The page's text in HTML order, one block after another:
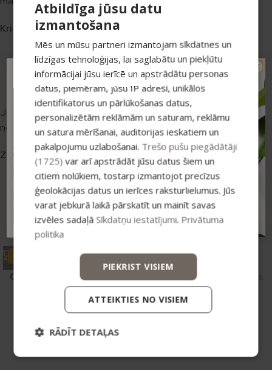
Kristīne– Facebook
Jaunais mitrinošais roku krēms ar alveju ir izcils un ar patīkamu,
neizbāzīgu smaržu! Super!
Zane – Facebook
Atlaides produkti
Outlet un ikmēneša atlaides produkti - lētāk, bet tik pat izcili!
Cukura Skrubis Dzērvene,
200ml
Skrubji
-35%
Cukura Skrubis Greipfrūts,
200ml
Skrubji
Atbildīga jūsu datu
izmantošana
Mēs un mūsu partneri izmantojam sīkdatnes un
līdzīgas tehnoloģijas, lai saglabātu un piekļūtu
informācijai jūsu ierīcē un apstrādātu personas
datus, piemēram, jūsu IP adresi, unikālos
identifikatorus un pārlūkošanas datus,
personalizētām reklāmām un saturam, reklāmu
un satura mērīšanai, auditorijas ieskatiem un
pakalpojumu uzlabošanai. Trešo pušu piegādātāji
(1725) var arī apstrādāt jūsu datus šiem un
citiem nolūkiem, tostarp izmantojot precīzus
ģeolokācijas datus un ierīces raksturlielumus. Jūs
varat jebkurā laikā pārskatīt un mainīt savas
izvēles sadaļā Sīkdatņu iestatījumi. Privātuma
politika
PIEKRIST VISIEM
ATTEIKTIES NO VISIEM
RĀDĪT DETAĻAS
TAVAM PIRMAJAM
PIRKUMAM PAPILDUS
-15% ATLAIDE!
Pieraksties jaunumiem un saņem īpašu
atlaidi savam pirmajam pasūtījumam.
Atlaide summējas ar esošajiem piedāvājumiem
pirkumiem virs 25 €
ABONĒT